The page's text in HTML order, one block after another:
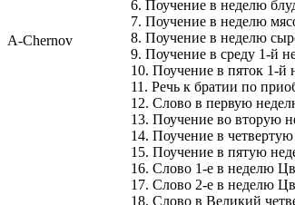
A-Chernov
6. Поучение в неделю
7. Поучение в неделю
8. Поучение в неделю
9. Поучение в среду 1-й
10. Поучение в пяток 1-й
11. Речь к братии по
12. Слово в первую
13. Поучение во вторую
14. Поучение в
15. Поучение в пятую
16. Слово 1-е в неделю
17. Слово 2-е в неделю
18. Слово в Великий